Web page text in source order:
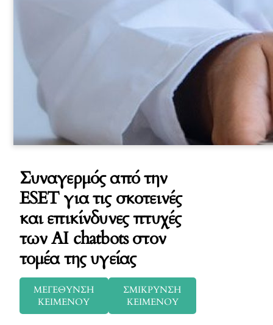
Συναγερμός από την
ESET για τις σκοτεινές
και επικίνδυνες πτυχές
των AI chatbots στον
τομέα της υγείας
ΜΕΓΕΘΥΝΣΗ
ΚΕΙΜΕΝΟΥ
ΣΜΙΚΡΥΝΣΗ
ΚΕΙΜΕΝΟΥ